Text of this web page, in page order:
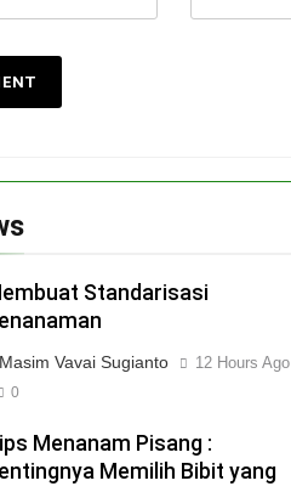
Standarisasi
Masim Vavai Sugianto 12 Hours Ago
0
Menanam Pisang :
Memilih Bibit yang